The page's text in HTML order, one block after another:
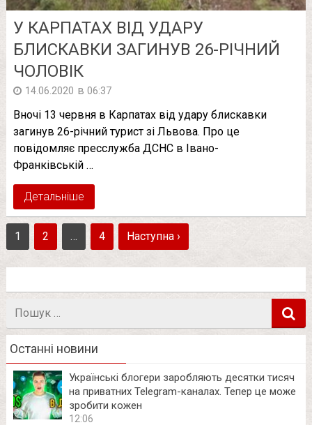
У КАРПАТАХ ВІД УДАРУ
БЛИСКАВКИ ЗАГИНУВ 26-РІЧНИЙ
ЧОЛОВІК
14.06.2020 в 06:37
Вночі 13 червня в Карпатах від удару блискавки
загинув 26-річний турист зі Львова. Про це
повідомляє пресслужба ДСНС в Івано-
Франківській …
Детальніше
1 2 … 4 Наступна ›
Пошук
Останні новини
Українські блогери заробляють десятки тисяч
на приватних Telegram-каналах. Тепер це може
зробити кожен
12:06